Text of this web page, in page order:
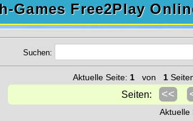
Games Free2Play
Suchen:
Aktuelle Seite: 1von 1
Seiten: <<
Aktuelle